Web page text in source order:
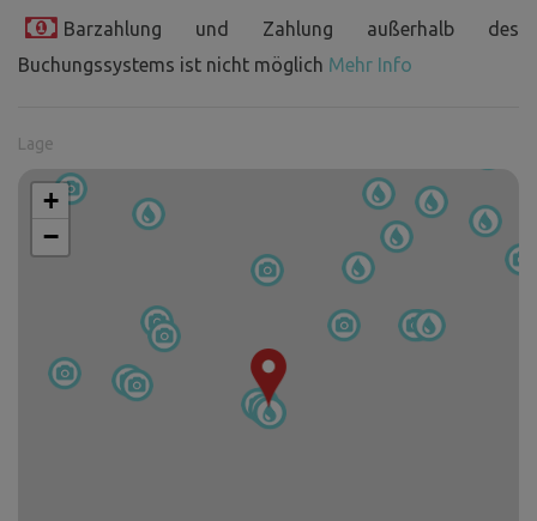
Barzahlung und Zahlung außerhalb des
Buchungssystems ist nicht möglich Mehr Info
Lage
+
−